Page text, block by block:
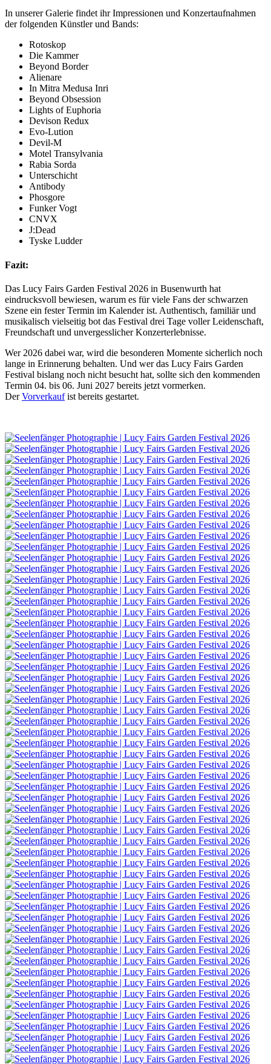
In unserer Galerie findet ihr Impressionen und Konzertaufnahmen
der folgenden Künstler und Bands:
Rotoskop
Die Kammer
Beyond Border
Alienare
In Mitra Medusa Inri
Beyond Obsession
Lights of Euphoria
Devison Redux
Evo-Lution
Devil-M
Motel Transylvania
Rabia Sorda
Unterschicht
Antibody
Phosgore
Funker Vogt
CNVX
J:Dead
Tyske Ludder
Fazit:
Das Lucy Fairs Garden Festival 2026 in Busenwurth hat
eindrucksvoll bewiesen, warum es für viele Fans der schwarzen
Szene ein fester Termin im Kalender ist. Authentisch, familiär und
musikalisch vielseitig bot das Festival drei Tage voller Leidenschaft,
Freundschaft und unvergesslicher Konzerterlebnisse.
Wer 2026 dabei war, wird die besonderen Momente sicherlich noch
lange in Erinnerung behalten. Und wer das Lucy Fairs Garden
Festival bislang noch nicht besucht hat, sollte sich den kommenden
Termin 04. bis 06. Juni 2027 bereits jetzt vormerken.
DerVorverkaufist bereits gestartet.